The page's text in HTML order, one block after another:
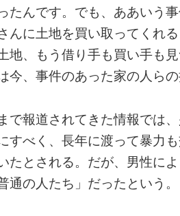
たんです。でも、ああいう
んに土地を買い取ってくれ
地、もう借り手も買い手も
今、事件のあった家の人らの
で報道されてきた情報では
すべく、長年に渡って暴力
たとされる。だが、男性に
通の人たち」だったという。